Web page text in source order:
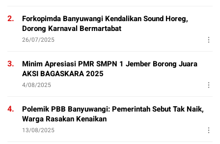
2.
Forkopimda Banyuwangi Kendalikan Sound Horeg,
Dorong Karnaval Bermartabat
26/07/2025
3.
Minim Apresiasi PMR SMPN 1 Jember Borong Juara
AKSI BAGASKARA 2025
4/08/2025
4.
Polemik PBB Banyuwangi: Pemerintah Sebut Tak Naik,
Warga Rasakan Kenaikan
13/08/2025